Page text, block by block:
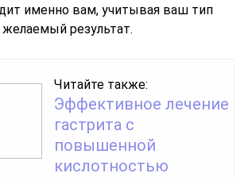
именно вам, учитывая ваш тип
результат.
Читайте также:
Эффективное лечение
гастрита с
повышенной
кислотностью